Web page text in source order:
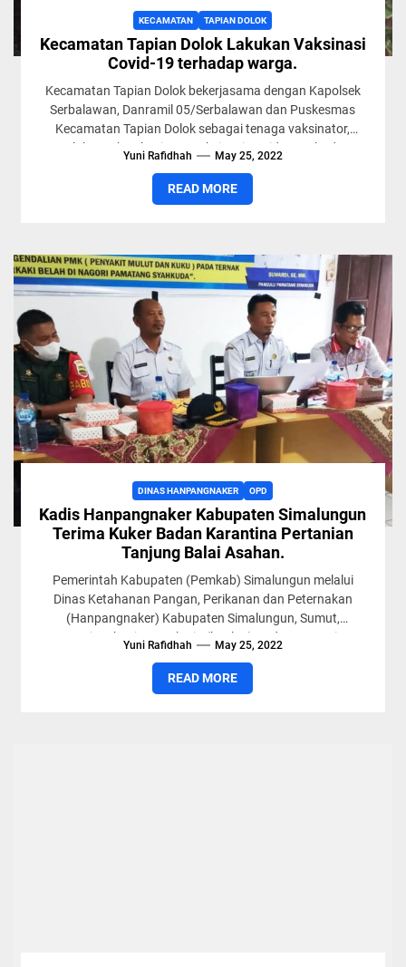
KECAMATAN TAPIAN DOLOK
Kecamatan Tapian Dolok Lakukan Vaksinasi
Covid-19 terhadap warga.
Kecamatan Tapian Dolok bekerjasama dengan Kapolsek
Serbalawan, Danramil 05/Serbalawan dan Puskesmas
Kecamatan Tapian Dolok sebagai tenaga vaksinator,
melaksanakan kegiatan vaksinasi Covid 19 terhadap
Yuni Rafidhah May 25, 2022
READ MORE
DINAS HANPANGNAKER OPD
Kadis Hanpangnaker Kabupaten Simalungun
Terima Kuker Badan Karantina Pertanian
Tanjung Balai Asahan.
Pemerintah Kabupaten (Pemkab) Simalungun melalui
Dinas Ketahanan Pangan, Perikanan dan Peternakan
(Hanpangnaker) Kabupaten Simalungun, Sumut,
menerima kunjungan kerja (kunker) Badan Karantina
Yuni Rafidhah May 25, 2022
READ MORE